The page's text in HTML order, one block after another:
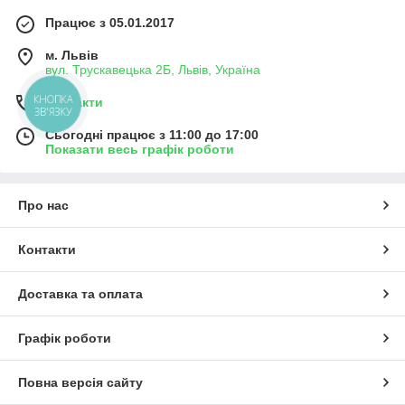
Працює з 05.01.2017
м. Львів
вул. Трускавецька 2Б, Львів, Україна
Контакти
Сьогодні працює з 11:00 до 17:00
Показати весь графік роботи
Про нас
Контакти
Доставка та оплата
Графік роботи
Повна версія сайту
КНОПКА
ЗВ'ЯЗКУ